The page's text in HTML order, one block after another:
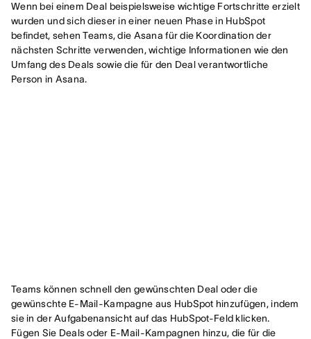
Wenn bei einem Deal beispielsweise wichtige Fortschritte erzielt
wurden und sich dieser in einer neuen Phase in HubSpot
befindet, sehen Teams, die Asana für die Koordination der
nächsten Schritte verwenden, wichtige Informationen wie den
Umfang des Deals sowie die für den Deal verantwortliche
Person in Asana.
Teams können schnell den gewünschten Deal oder die
gewünschte E-Mail-Kampagne aus HubSpot hinzufügen, indem
sie in der Aufgabenansicht auf das HubSpot-Feld klicken.
Fügen Sie Deals oder E-Mail-Kampagnen hinzu, die für die